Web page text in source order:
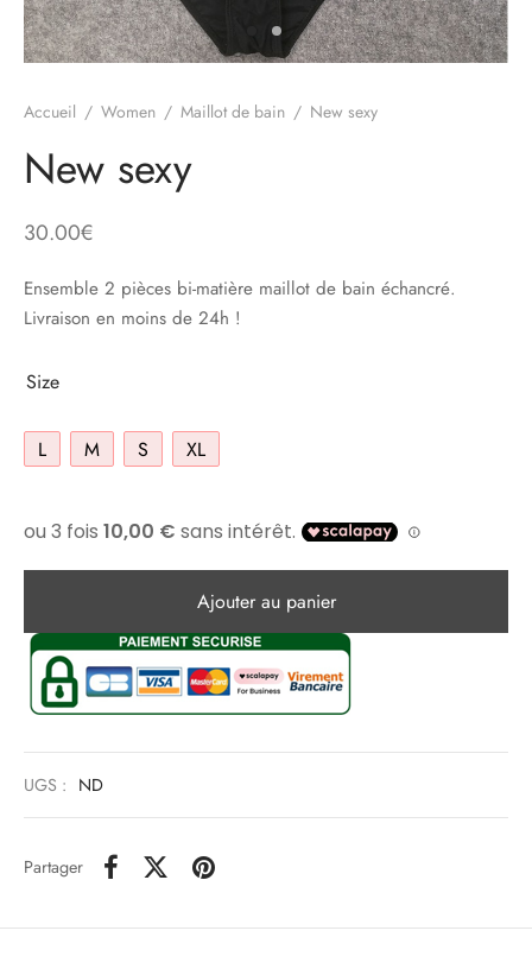
Accueil / Women / Maillot de bain / New sexy
New sexy
30.00€
Ensemble 2 pièces bi-matière maillot de bain échancré.
Livraison en moins de 24h !
Size
L M S XL
Ajouter au panier
UGS : ND
Partager